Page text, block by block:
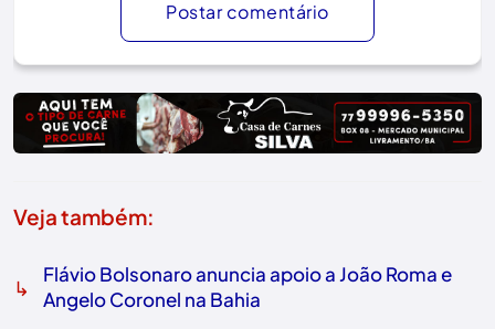
Postar comentário
Veja também:
↳
Flávio Bolsonaro anuncia apoio a João Roma e
Angelo Coronel na Bahia